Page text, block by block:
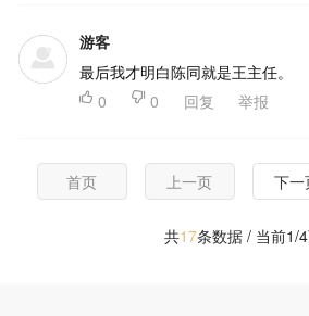
游客
最后我才明白陈同就是王主任。
 0  0 回复 举报
首页 上一页 下一
共17条数据 / 当前1/